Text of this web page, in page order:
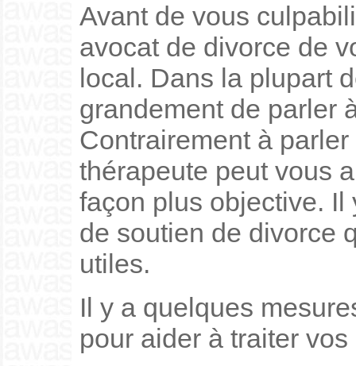
Avant de vous
avocat de divorce de
local. Dans la plupart
grandement de parler
Contrairement à
thérapeute peut vous
façon plus objective.
de soutien de divorce
utiles.
Il y a quelques
pour aider à traiter